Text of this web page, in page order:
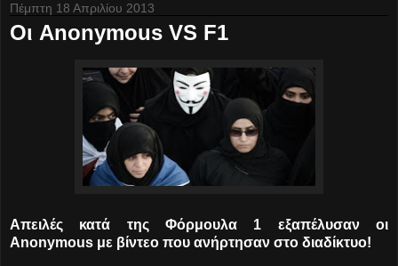
Πέμπτη 18 Απριλίου 2013
Οι Anonymous VS F1
Απειλές κατά της Φόρμουλα 1 εξαπέλυσαν οι
Anonymous με βίντεο που ανήρτησαν στο διαδίκτυο!